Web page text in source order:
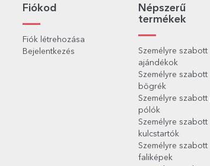
Fiókod
Fiók létrehozása
Bejelentkezés
Népszerű
termékek
Személyre szabott
ajándékok
Személyre szabott
bögrék
Személyre szabott
pólók
Személyre szabott
kulcstartók
Személyre szabott
faliképek